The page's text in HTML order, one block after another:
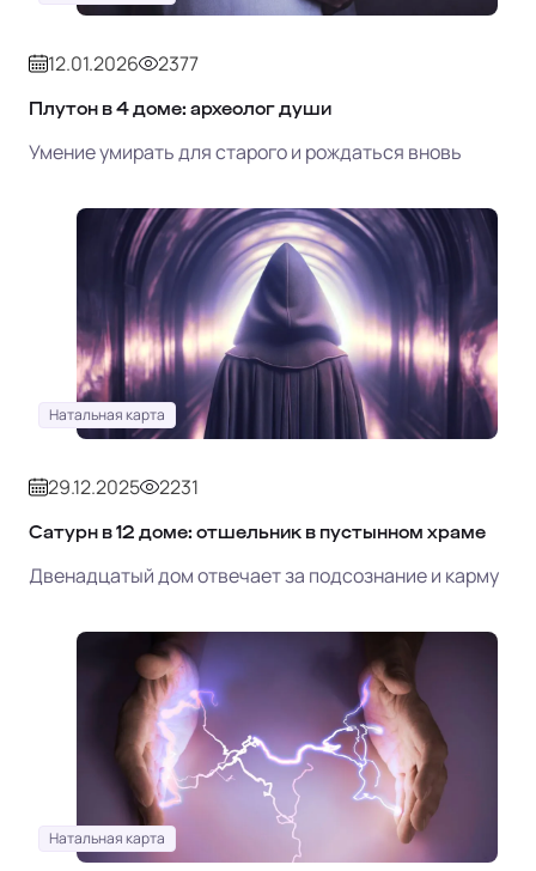
12.01.2026 2377
Плутон в 4 доме: археолог души
Умение умирать для старого и рождаться вновь
Натальная карта
29.12.2025 2231
Сатурн в 12 доме: отшельник в пустынном храме
Двенадцатый дом отвечает за подсознание и карму
Натальная карта